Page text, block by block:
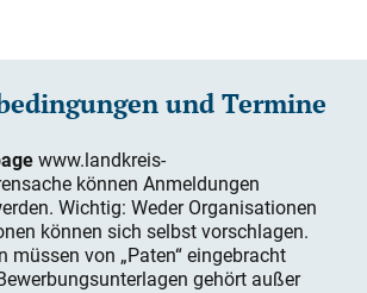
und Termine
www.landkreis-
können Anmeldungen
Wichtig: Weder Organisationen
können sich selbst vorschlagen.
müssen von „Paten“ eingebracht
gehört außer